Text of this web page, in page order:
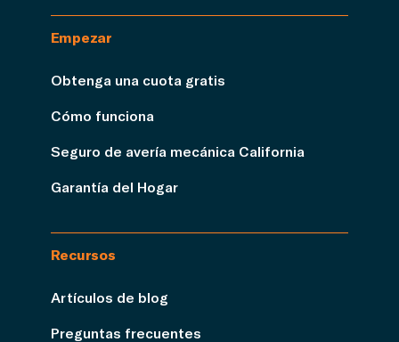
Empezar
Obtenga una cuota gratis
Cómo funciona
Seguro de avería mecánica California
Garantía del Hogar
Recursos
Artículos de blog
Preguntas frecuentes